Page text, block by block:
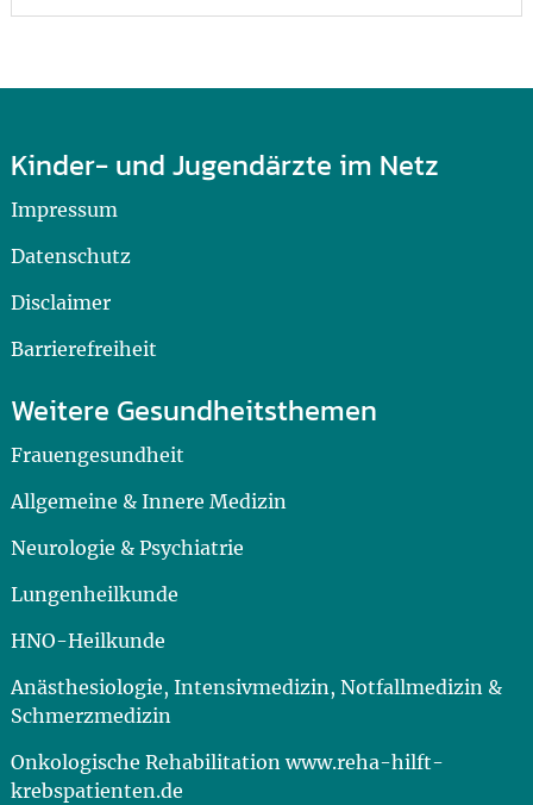
Kinder- und Jugendärzte im Netz
Impressum
Datenschutz
Disclaimer
Barrierefreiheit
Weitere Gesundheitsthemen
Frauengesundheit
Allgemeine & Innere Medizin
Neurologie & Psychiatrie
Lungenheilkunde
HNO-Heilkunde
Anästhesiologie, Intensivmedizin, Notfallmedizin &
Schmerzmedizin
Onkologische Rehabilitation www.reha-hilft-
krebspatienten.de